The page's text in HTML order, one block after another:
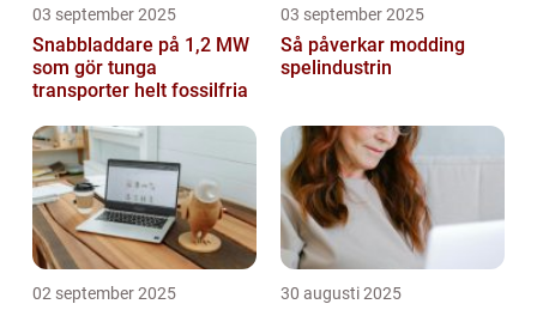
03 september 2025
Snabbladdare på 1,2 MW
som gör tunga
transporter helt fossilfria
03 september 2025
Så påverkar modding
spelindustrin
02 september 2025 30 augusti 2025